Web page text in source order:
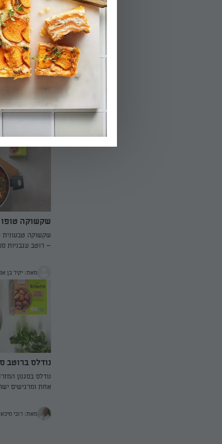
– ומקבלים לחם
ומגרה. מושלם
טבעונית או אפילו
קציצות טופו
קציצות טופו
להפוך למנה
נאפות בעדינות
קוקוס שממלא את
משגעים. זו מנה
עדינה עם
אורז לבן או אורז
וטעימה גם למי
שקשוקה טופו
שקשוקה
– רוטב עגבניות
רך, טחינה וקשיו
וקרמי שנמס בתוך
מזינה ומנחמת,
שקשוקה קלאסית
ערכים תזונתיים.
ומקבלים
לאכול.
מאת: יקיר בן
נודלס ברוטב
נודלס בסגנון
אחת ומרגישים
התבשיל והרוטב.
וקלה להכנה, שאי
מאת: רובי